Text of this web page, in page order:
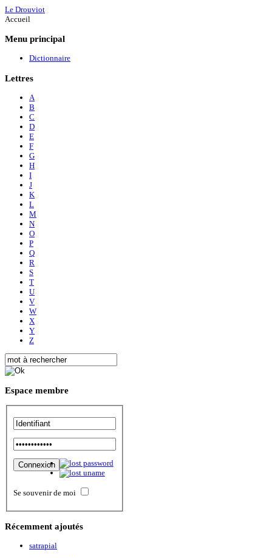
Le Drouviot
Accueil
Menu principal
Dictionnaire
Lettres
A
B
C
D
E
F
G
H
I
J
K
L
M
N
O
P
Q
R
S
T
U
V
W
X
Y
Z
Espace membre
Se souvenir de moi
Récemment ajoutés
satrapial